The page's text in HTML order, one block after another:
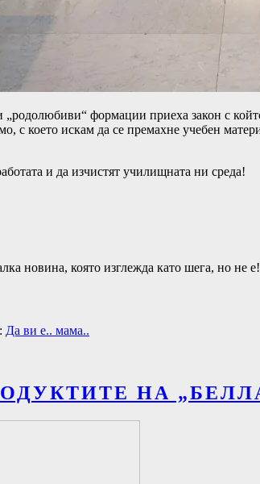
формации приеха закон с
с което искам да се премахне учебен
и да изчистят училищната ни среда!
новина, която изглежда като шега, но не
Да ви е.. мама..
НА